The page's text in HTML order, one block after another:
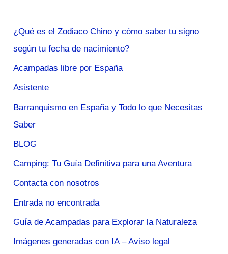
¿Qué es el Zodiaco Chino y cómo saber tu signo
según tu fecha de nacimiento?
Acampadas libre por España
Asistente
Barranquismo en España y Todo lo que Necesitas
Saber
BLOG
Camping: Tu Guía Definitiva para una Aventura
Contacta con nosotros
Entrada no encontrada
Guía de Acampadas para Explorar la Naturaleza
Imágenes generadas con IA – Aviso legal